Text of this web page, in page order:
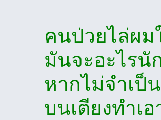
คนป่วยไล่ผม
มันจะอะไรนั
หากไม่จำเป็
บนเตียงทำเ